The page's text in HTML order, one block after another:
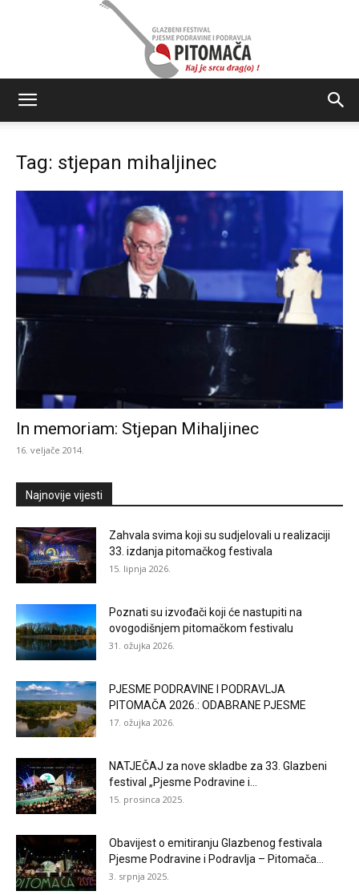
Podravine
Tag: stjepan mihaljinec
In memoriam: Stjepan Mihaljinec
16. veljače 2014.
Najnovije vijesti
Zahvala svima koji su sudjelovali u realizaciji
33. izdanja pitomačkog festivala
15. lipnja 2026.
Poznati su izvođači koji će nastupiti na
ovogodišnjem pitomačkom festivalu
31. ožujka 2026.
PJESME PODRAVINE I PODRAVLJA
PITOMAČA 2026.: ODABRANE PJESME
17. ožujka 2026.
NATJEČAJ za nove skladbe za 33. Glazbeni
festival „Pjesme Podravine i...
15. prosinca 2025.
Obavijest o emitiranju Glazbenog festivala
Pjesme Podravine i Podravlja – Pitomača...
3. srpnja 2025.